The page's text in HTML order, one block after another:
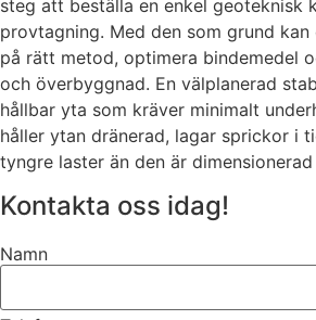
steg att beställa en enkel geoteknisk
provtagning. Med den som grund kan
på rätt metod, optimera bindemedel
och överbyggnad. En välplanerad
hållbar yta som kräver minimalt
håller ytan dränerad, lagar sprickor i
tyngre laster än den är
Kontakta oss idag!
Namn